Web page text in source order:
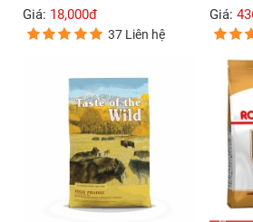
Giá: 18,000đ
37 Liên hệ
Giá: